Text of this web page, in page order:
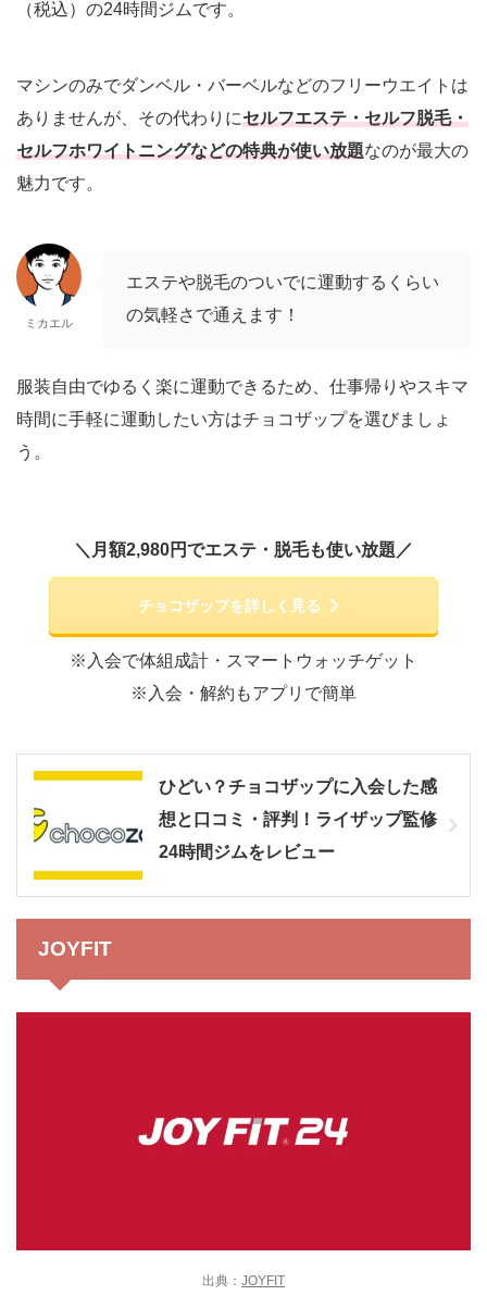
（税込）の24時間ジムです。
マシンのみでダンベル・バーベルなどのフリーウエイトは
ありませんが、その代わりにセルフエステ・セルフ脱毛・
セルフホワイトニングなどの特典が使い放題なのが最大の
魅力です。
ミカエル
エステや脱毛のついでに運動するくらい
の気軽さで通えます！
服装自由でゆるく楽に運動できるため、仕事帰りやスキマ
時間に手軽に運動したい方はチョコザップを選びましょ
う。
＼月額2,980円でエステ・脱毛も使い放題／
チョコザップを詳しく見る
※入会で体組成計・スマートウォッチゲット
※入会・解約もアプリで簡単
ひどい？チョコザップに入会した感
想と口コミ・評判！ライザップ監修
24時間ジムをレビュー
JOYFIT
出典： JOYFIT